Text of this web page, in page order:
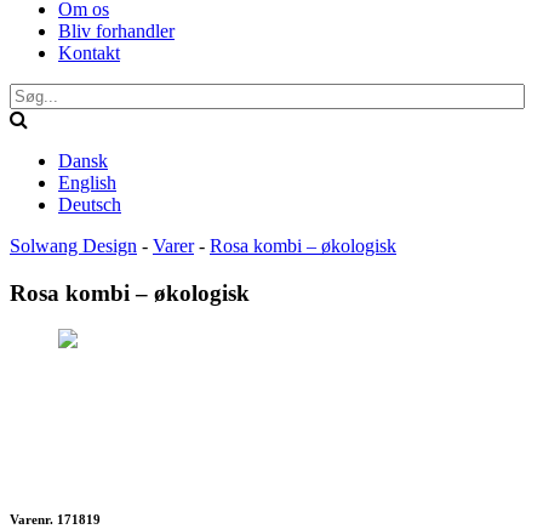
Om os
Bliv forhandler
Kontakt
Dansk
English
Deutsch
Solwang Design - Varer- Rosa kombi – økologisk
Rosa kombi – økologisk
Varenr. 171819